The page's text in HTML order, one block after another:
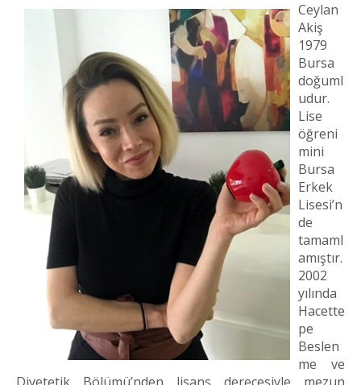
Ceylan
Akiş
1979
Bursa
doğuml
udur.
Lise
öğreni
mini
Bursa
Erkek
Lisesi’n
de
tamaml
amıştır.
2002
yılında
Hacette
pe
Beslen
me ve